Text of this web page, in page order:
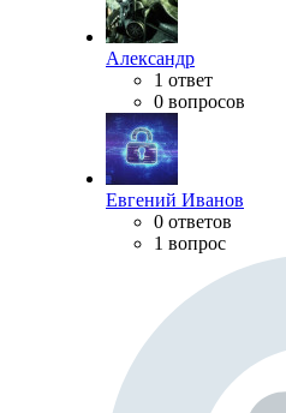
Александр
1 ответ
0 вопросов
Евгений Иванов
0 ответов
1 вопрос